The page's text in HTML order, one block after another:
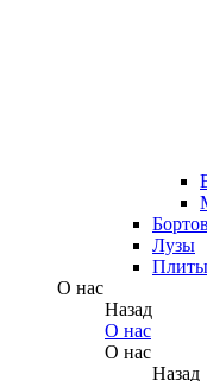
Лузы
Плиты
О нас
Назад
О нас
О нас
Назад